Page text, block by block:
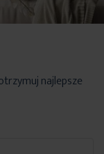
najlepsze